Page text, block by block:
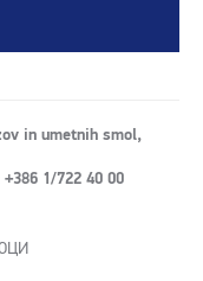
in umetnih smol,
1/722 40 00